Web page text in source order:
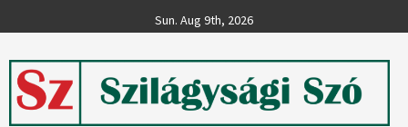
to
Sun. Aug 9th, 2026